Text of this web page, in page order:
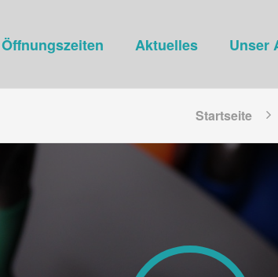
Aktuelles Unser
Startseite